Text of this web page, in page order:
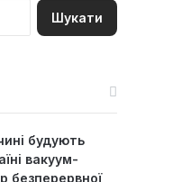
П
о
будують
вакуум-
безперервної